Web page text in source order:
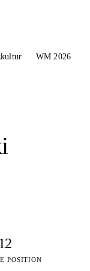
WM 2026
POSITION